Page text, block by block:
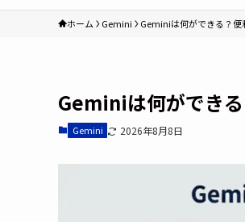
ホーム Gemini Geminiは何ができる？便
Geminiは何ができ
Gemini 2026年8月8日